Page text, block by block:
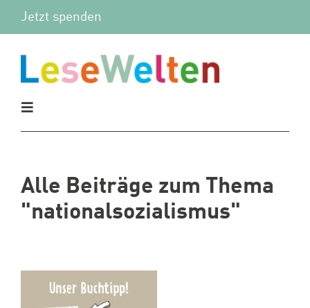
Zum
Jetzt spenden
Toggle
Vor Ort
Wir
Alle Beiträge zum Thema
"nationalsozialismus"